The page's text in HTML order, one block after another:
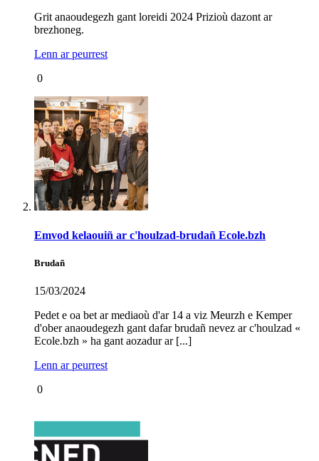
Grit anaoudegezh gant loreidi 2024 Prizioù dazont ar
brezhoneg.
Lenn ar peurrest
0
Emvod kelaouiñ ar c'houlzad-brudañ Ecole.bzh
Brudañ
15/03/2024
Pedet e oa bet ar mediaoù d'ar 14 a viz Meurzh e Kemper
d'ober anaoudegezh gant dafar brudañ nevez ar c'houlzad «
Ecole.bzh » ha gant aozadur ar [...]
Lenn ar peurrest
0